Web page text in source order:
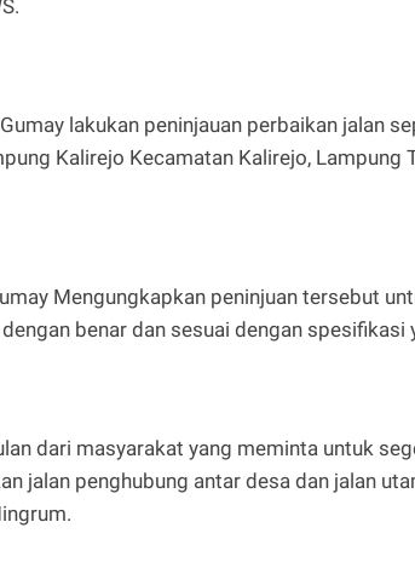
lakukan peninjauan perbaikan jalan
Kalirejo Kecamatan Kalirejo, Lampung
Mengungkapkan peninjuan tersebut
benar dan sesuai dengan spesifikasi
dari masyarakat yang meminta untuk
jalan penghubung antar desa dan jalan